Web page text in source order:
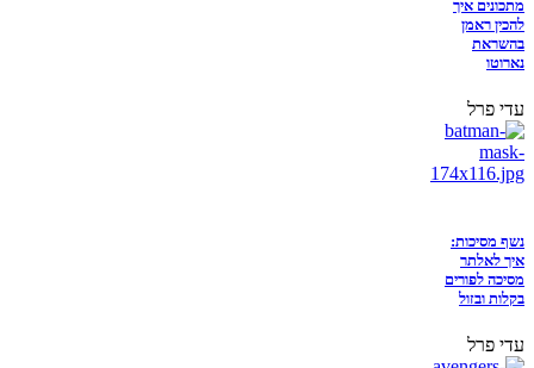
מתכונים איך
להכין ראמן
בהשראת
נארוטו
עדי פרל
נשף מסיכות:
איך לאלתר
מסיכה לפורים
בקלות ובזול
עדי פרל